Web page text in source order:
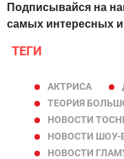
Подписывайся на
самых интересных
ТЕГИ
АКТРИСА
ТЕОРИЯ
НОВОСТИ
НОВОСТИ ШОУ-
НОВОСТИ